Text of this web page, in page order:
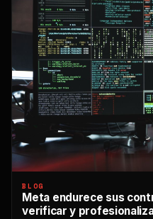
BLOG
Meta endurece sus
verificar y